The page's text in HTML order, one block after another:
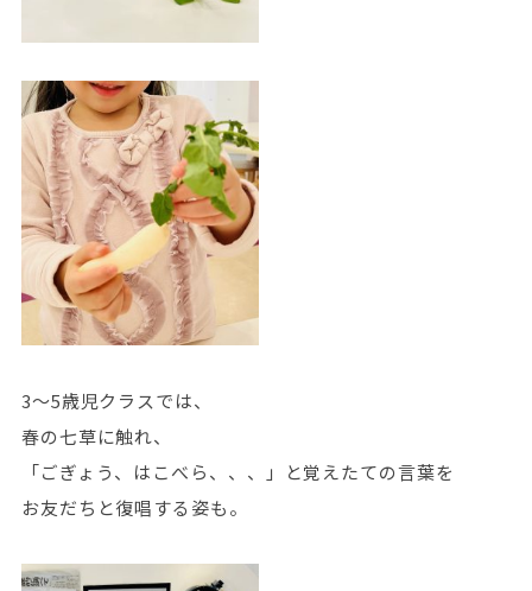
3～5歳児クラスでは、
春の七草に触れ、
「ごぎょう、はこべら、、、」と覚えたての言葉を
お友だちと復唱する姿も。